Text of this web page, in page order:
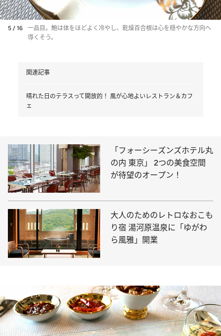
5 / 16
一品目。鮑は体をほどよく冷やし、乾燥百合根は心を穏やかな方向へ
導くそう。
関連記事
晴れた日のテラスって開放的！ 風が心地よいレストラン＆カフ
ェ
「フォーシーズンズホテル丸
の内 東京」 2つの美食空間
が待望のオープン！
大人のためのレトロなおこも
り宿 湯河原温泉に「ゆがわ
ら風雅」開業